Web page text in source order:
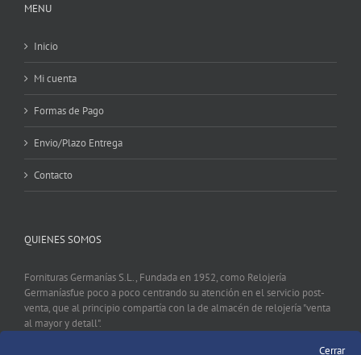
MENU
Inicio
Mi cuenta
Formas de Pago
Envio/Plazo Entrega
Contacto
QUIENES SOMOS
Fornituras Germanías S.L., Fundada en 1952, como Relojería
Germaníasfue poco a poco centrando su atención en el servicio post-
venta, que al principio compartía con la de almacén de relojería "venta
al mayor y detall".
Cerrar